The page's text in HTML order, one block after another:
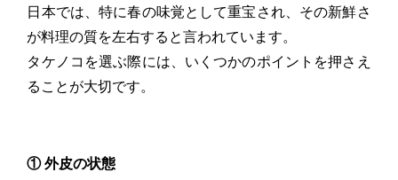
日本では、特に春の味覚として重宝され、その新鮮さ
が料理の質を左右すると言われています。
タケノコを選ぶ際には、いくつかのポイントを押さえ
ることが大切です。
① 外皮の状態